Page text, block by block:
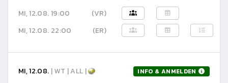
MI, 12.08. 19:00
(VR)
MI, 12.08. 22:00
(ER)
MI, 12.08. | WT | ALL | INFO & ANMELDEN